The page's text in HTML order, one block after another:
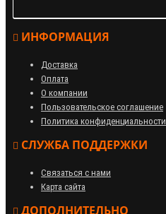
ИНФОРМАЦИЯ
Доставка
Оплата
О компании
Пользовательское соглашение
Политика конфиденциальности
СЛУЖБА ПОДДЕРЖКИ
Связаться с нами
Карта сайта
ДОПОЛНИТЕЛЬНО